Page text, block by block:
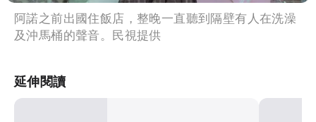
阿諾之前出國住飯店，整晚一直聽到隔壁有人在洗澡
及沖馬桶的聲音。民視提供
延伸閱讀